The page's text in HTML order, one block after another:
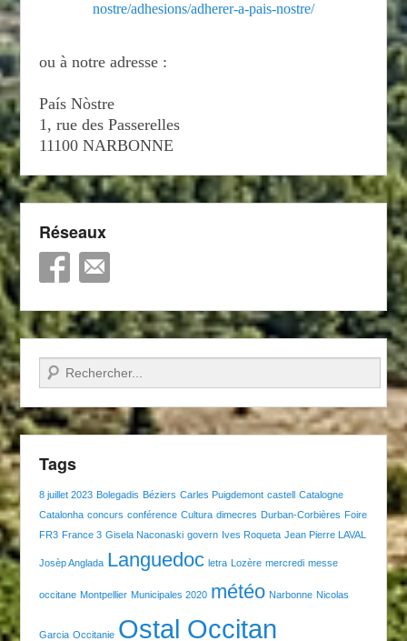
nostre/adhesions/adherer-a-pais-nostre/
ou à notre adresse :
País Nòstre
1, rue des Passerelles
11100 NARBONNE
Réseaux
Recherche
Tags
8 juillet 2023 Bolegadis Béziers Carles Puigdemont castell Catalogne
Catalonha concurs conférence Cultura dimecres Durban-Corbières Foire
FR3 France 3 Gisela Naconaski govern Ives Roqueta Jean Pierre LAVAL
Josèp Anglada Languedoc letra Lozère mercredi messe
occitane Montpellier Municipales 2020 météo Narbonne Nicolas
Garcia Occitanie Ostal Occitan